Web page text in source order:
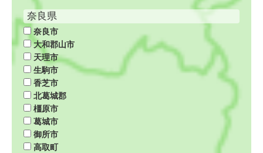
奈良県
奈良市
大和郡山市
天理市
生駒市
香芝市
北葛城郡
橿原市
葛城市
御所市
高取町